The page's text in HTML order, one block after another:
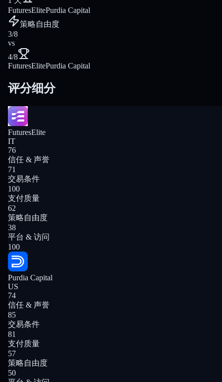
FuturesElitePurdia Capital
策略自由度
3/8
vs
4/8
FuturesElitePurdia Capital
评分细分
FuturesElite
IT
76
信任 & 声誉
71
交易条件
100
支付质量
62
策略自由度
38
平台 & 访问
100
Purdia Capital
US
74
信任 & 声誉
85
交易条件
81
支付质量
57
策略自由度
50